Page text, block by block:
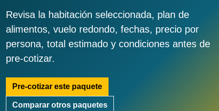
Revisa la habitación seleccionada, plan de
alimentos, vuelo redondo, fechas, precio por
persona, total estimado y condiciones antes de
pre-cotizar.
Pre-cotizar este paquete
Comparar otros paquetes